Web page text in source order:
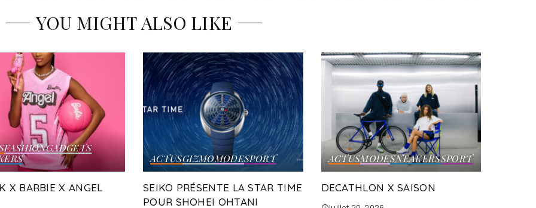
YOU MIGHT ALSO LIKE
FASHIONGADGETS
X BARBIE X ANGEL
ACTUSGIZMOMODESPORT
SEIKO PRÉSENTE LA STAR TIME
POUR SHOHEI OHTANI
ACTUSMODESNEAKERSSPORT
DECATHLON X SAISON